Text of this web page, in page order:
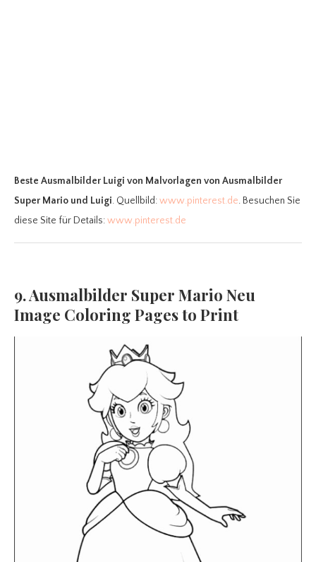
Beste Ausmalbilder Luigi von Malvorlagen von Ausmalbilder
Super Mario und Luigi. Quellbild:www.pinterest.de. Besuchen Sie
diese Site für Details:www.pinterest.de
9. Ausmalbilder Super Mario Neu
Image Coloring Pages to Print